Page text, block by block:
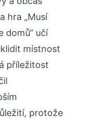
hra „Musí
domů“ učí
místnost
příležitost
protože